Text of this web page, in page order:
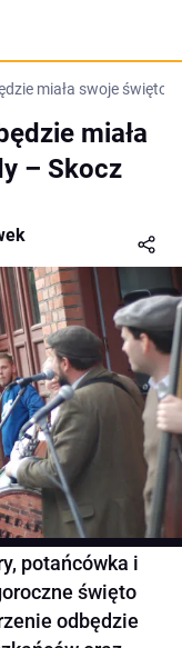
miała swoje święto.
miała
– Skocz
potańcówka i
święto
odbędzie